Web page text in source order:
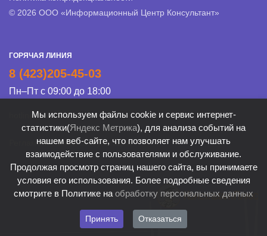
© 2026 ООО «Информационный Центр Консультант»
ГОРЯЧАЯ ЛИНИЯ
8 (423)205-45-03
Пн–Пт с 09:00 до 18:00
hotline@cons-vl.ru
Регламент Линии консультации
Мы используем файлы cookie и сервис интернет-
статистики(Яндекс Метрика), для анализа событий на
нашем веб-сайте, что позволяет нам улучшать
взаимодействие с пользователями и обслуживание.
Продолжая просмотр страниц нашего сайта, вы принимаете
условия его использования. Более подробные сведения
смотрите в Политике на обработку персональных данных
Принять Отказаться